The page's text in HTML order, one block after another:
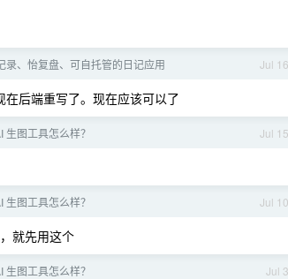
Jul 16
、怡复盘、可自托管的日记应用
后端重写了。现在应该可以了
Jul 15
图工具怎么样？
Jul 10
图工具怎么样？
就先用这个
Jul 3
图工具怎么样？